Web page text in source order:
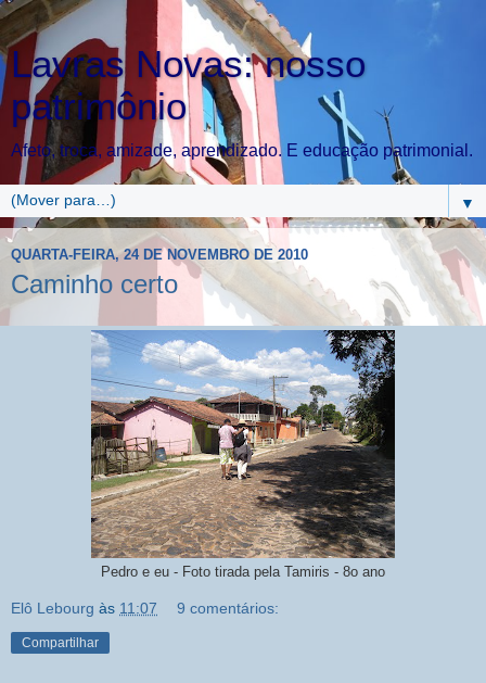
Lavras Novas: nosso
patrimônio
Afeto, troca, amizade, aprendizado. E educação patrimonial.
▼
QUARTA-FEIRA, 24 DE NOVEMBRO DE 2010
Caminho certo
Pedro e eu - Foto tirada pela Tamiris - 8o ano
Elô Lebourg às 11:07 9 comentários:
Compartilhar